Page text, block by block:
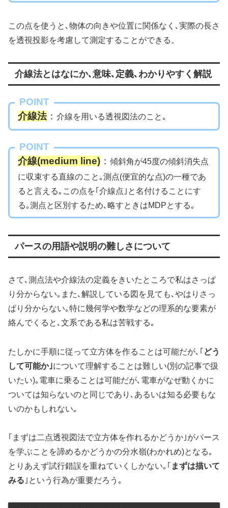
この点を使うと､物体の向きや位置に関係なく､実際の長さ
を透視投影を考慮して測定することができる。
介線法とはなにか､意味､定義､わかりやすく解説
POINT
介線法： 介線を用いる透視図法のこと｡
POINT
介線(medium line) ： 傾斜角が45度の傾斜消失点
に収束する直線のこと｡測点(便宜的な点)の一種であ
ると言える｡この点を｢介線点｣と名付けることにす
る｡測点と区別するため､略すときはMDPとする｡
パースの用語や説明の難しさについて
さて､測点法や介線法の定義をきいたところで私はさっぱ
り分からない｡また､解説している図を見ても､やはりさっ
ぱり分からない｡特に幾何学や数学などの理系的な要素が
絡んでくると､文系である私は苦戦する｡
たしかに手順に従って立方体を作ることは可能だが､｢ どう
して可能か｣について理解することは難しい(別の記事で扱
いたい)｡電車に乗ることは可能だが､電車がなぜ動くかに
ついては知らないのと同じであり､あるいは知る必要もな
いのかもしれない｡
｢まずは二点透視図法で立方体を作れるかどうか｣がパース
を学ぶことを諦めるかどうかの分水嶺(わかれめ)となる｡
とりあえず試行錯誤を重ねていくしかない｡｢ まずは描いて
みる ｣という行為が重要だろう｡